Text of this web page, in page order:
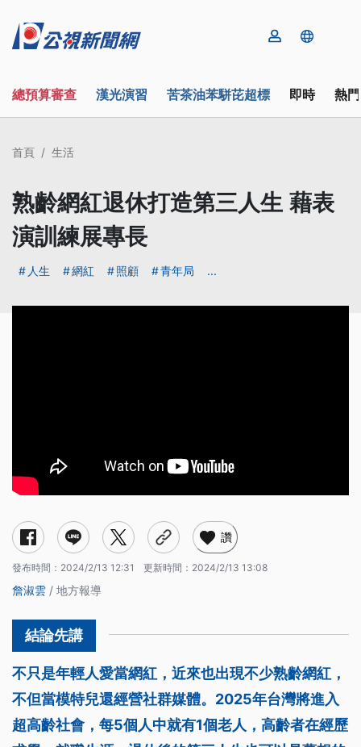
總預算審查 漢光演習 苦茶油苯駢芘超標 即時 熱
首頁 生活
熟齡網紅退休打造第三人生 藉表
演訓練展專長
人生 網紅 照顧 青年局 ...
讚
發布時間： 2024/2/13 12:31 更新時間： 2024/2/13 13:08
詹淑雲 / 地方報導
不只是年輕人愛當網紅，近來也出現不少熟齡網紅，
不但當模特兒還經營社群媒體。2025年台灣將進入
超高齡社會，每5個人中就有1個老人，高齡者在經歷